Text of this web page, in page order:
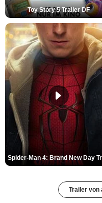
Toy Story 5 Trailer DF
Trailer von